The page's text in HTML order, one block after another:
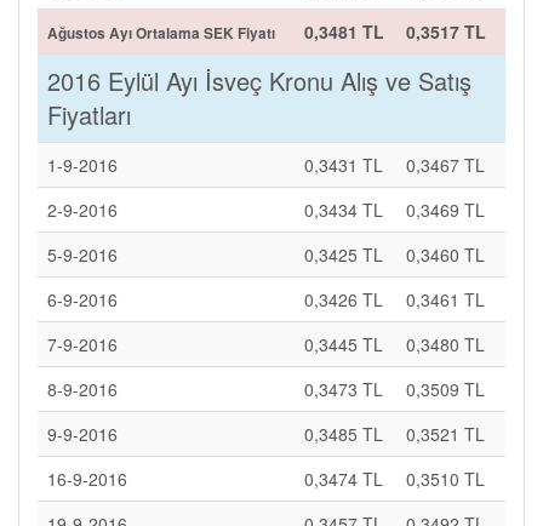
Ağustos Ayı Ortalama SEK Fiyatı 0,3481 TL 0,3517 TL
2016 Eylül Ayı İsveç Kronu Alış ve Satış
Fiyatları
1-9-2016 0,3431 TL
0,3467 TL
2-9-2016
0,3434 TL
0,3469 TL
5-9-2016
0,3425 TL
0,3460 TL
6-9-2016
0,3426 TL
0,3461 TL
7-9-2016
0,3445 TL
0,3480 TL
8-9-2016
0,3473 TL
0,3509 TL
9-9-2016
0,3485 TL
0,3521 TL
16-9-2016
0,3474 TL
0,3510 TL